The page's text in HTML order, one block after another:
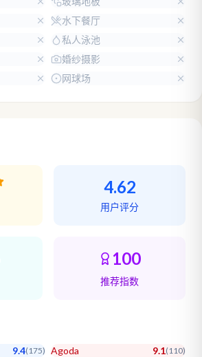
水下餐厅
私人泳池
婚纱摄影
网球场
4.62
用户评分
100
推荐指数
9.4(175) Agoda 9.1(110)